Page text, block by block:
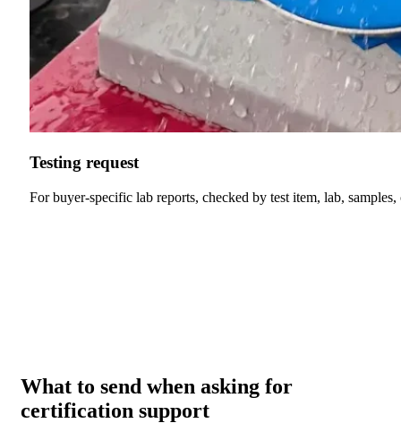
Testing request
For buyer-specific lab reports, checked by test item, lab,
What to send when asking for
certification support